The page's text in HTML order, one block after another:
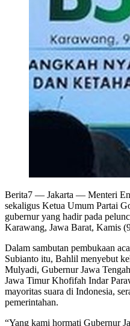
Berita7 — Jakarta — Menteri
sekaligus Ketua Umum Partai
gubernur yang hadir pada
Karawang, Jawa Barat, Kamis
Dalam sambutan pembukaan
Subianto itu, Bahlil menyebut
Mulyadi, Gubernur Jawa
Jawa Timur Khofifah Indar
mayoritas suara di Indonesia,
pemerintahan.
“Yang kami hormati Gubernur